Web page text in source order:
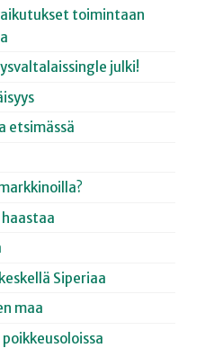
toimintaan
julki!
etsimässä
Siperiaa
maa